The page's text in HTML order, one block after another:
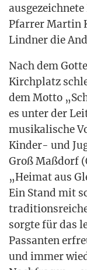
Pfar­rer Mar­tin
Lind­ner die
Nach dem
Kirch­platz
dem Mot­to
es unter der
musi­ka­li­sche
Kin­der- und
Groß Maß­dorf
„Hei­mat aus
Ein Stand mit
sorg­te für das
Pas­san­ten
und immer